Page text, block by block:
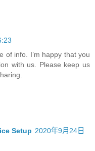
of info. I’m happy that you
with us. Please keep us
Setup 2020年9月24日